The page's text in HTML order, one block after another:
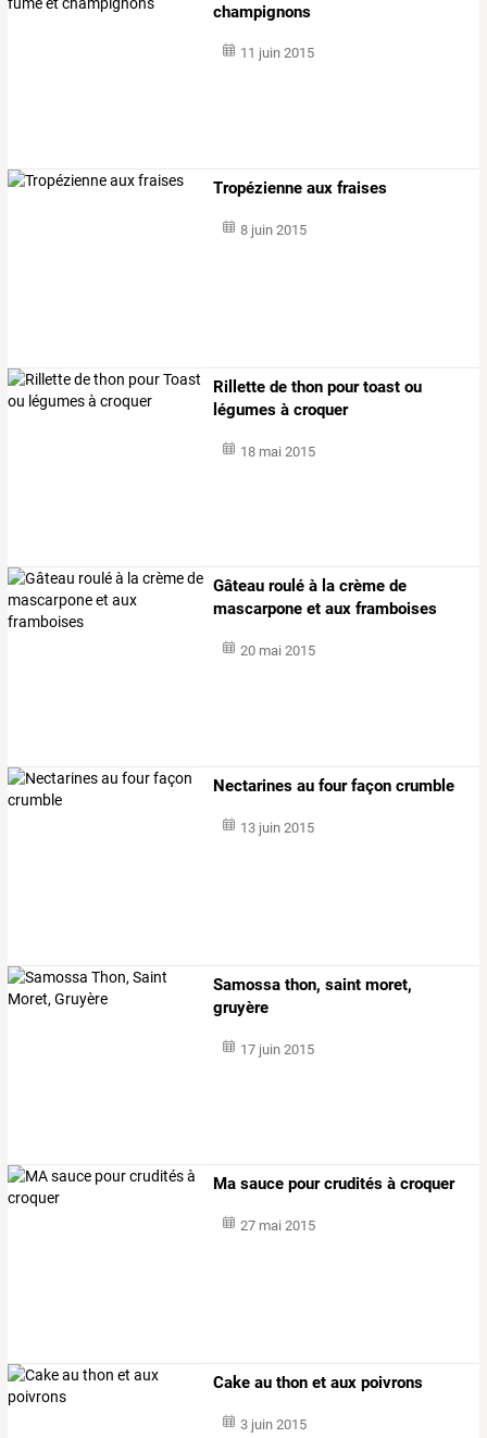
champignons
11 juin 2015
Tropézienne aux fraises
8 juin 2015
Rillette de thon pour toast ou
légumes à croquer
18 mai 2015
Gâteau roulé à la crème de
mascarpone et aux framboises
20 mai 2015
Nectarines au four façon crumble
13 juin 2015
Samossa thon, saint moret,
gruyère
17 juin 2015
Ma sauce pour crudités à croquer
27 mai 2015
Cake au thon et aux poivrons
3 juin 2015